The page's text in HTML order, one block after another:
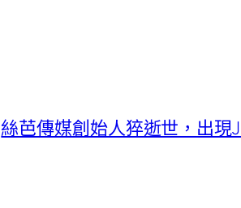
絲芭傳媒創始人猝逝世，出現